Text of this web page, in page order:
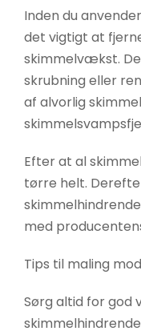
Inden du
det vigtigt at
skimmelvækst.
skrubning eller
af alvorlig
Efter at al
tørre helt.
med
Tips til maling
Sørg altid for god